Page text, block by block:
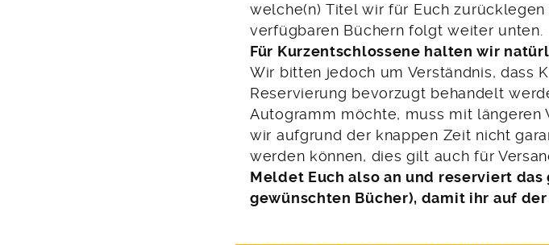
welche(n) Titel wir für Euch
verfügbaren Büchern folgt weiter unten.
Für Kurzentschlossene halten wir
Wir bitten jedoch um Verständnis, dass
Reservierung bevorzugt behandelt
Autogramm möchte, muss mit längeren
wir aufgrund der knappen Zeit nicht
werden können, dies gilt auch für
Meldet Euch also an und reserviert
gewünschten Bücher), damit ihr auf